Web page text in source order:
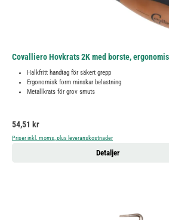
Covalliero Hovkrats 2K med borste,
Halkfritt handtag för säkert grepp
Ergonomisk form minskar belastning
Metallkrats för grov smuts
Ordinarie pris:
54,51 kr
Priser inkl. moms, plus leveranskostnader
Detaljer